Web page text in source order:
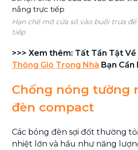
Hạn chế mở cửa sổ vào buổi trưa
tiếp
>>> Xem thêm: Tất Tần Tật Về
Thông Gió Trong Nhà Bạn Cần
Chống nóng tường
đèn compact
Các bóng đèn sợi đốt thường
nhiệt lớn và hầu như năng